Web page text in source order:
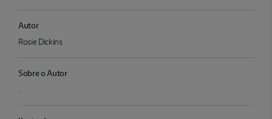
Autor
Rosie Dickins
Sobre o Autor
.